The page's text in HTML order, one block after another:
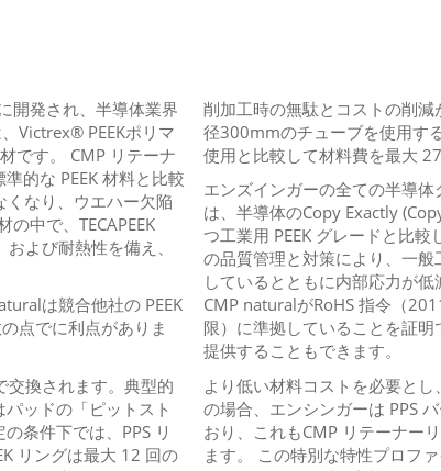
開発され、半導体業界
Victrex® PEEKポリマ
です。 CMP リテーナ
的な PEEK 材料と比較
くなり、ウエハー欠陥
中で、TECAPEEK
よび耐熱性を備え、
は競合他社の PEEK
点でに利点がありま
交換されます。典型的
ッドの「ピットスト
条件下では、PPS リ
リングは最大 12 回の
削加工時の無駄とコストの削
径300mmのチューブを使用す
使用と比較して材料費を最大
エンズインガーの全ての半導体
は、半導体のCopy Exactly
つ工業用 PEEK グレードと比
の品質管理と対策により、一般
しているとともに内部応力が低
CMP naturalがRoHS 指令（
限）に準拠していることを証
提供することもできます。
より低い材料コストを必要と
の場合、エンシンガーは PPS
おり、これもCMP リテーナー
ます。 この特別な特性プロフ